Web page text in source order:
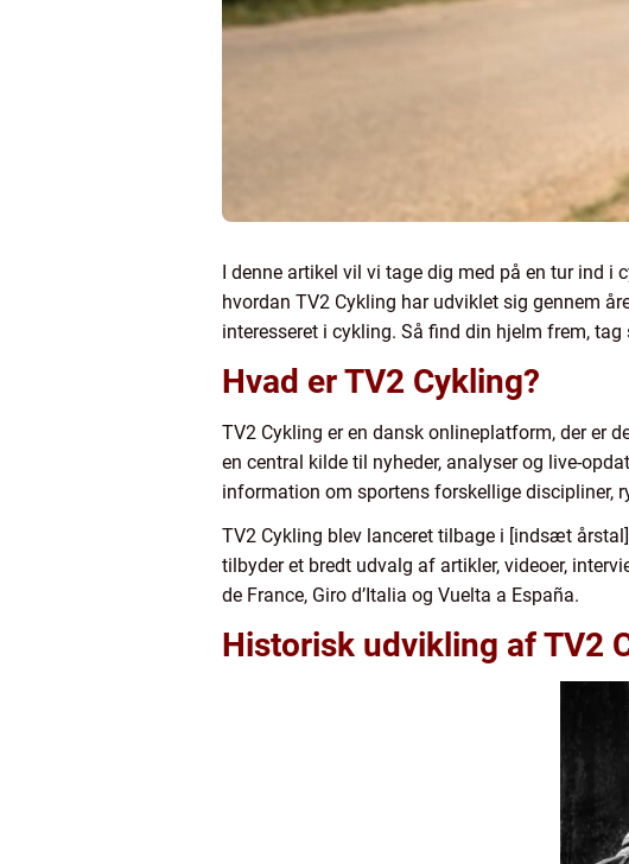
I denne artikel vil vi tage dig med på en tur ind i
hvordan TV2 Cykling har udviklet sig gennem
interesseret i cykling. Så find din hjelm frem,
Hvad er TV2 Cykling?
TV2 Cykling er en dansk onlineplatform, der er
en central kilde til nyheder, analyser og live-
information om sportens forskellige discipliner,
TV2 Cykling blev lanceret tilbage i [indsæt
tilbyder et bredt udvalg af artikler, videoer,
de France, Giro d’Italia og Vuelta a España.
Historisk udvikling af TV2